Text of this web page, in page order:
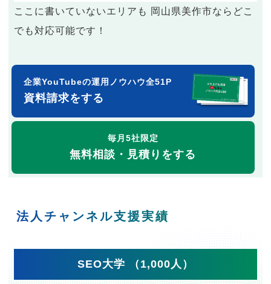
ここに書いていないエリアも 岡山県美作市ならどこ
でも対応可能です！
企業YouTubeの運用ノウハウ全51P
資料請求をする
毎月5社限定
無料相談・見積りをする
法人チャンネル支援実績
SEO大学 （1,000人）